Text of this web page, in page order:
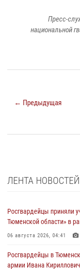
Пресс-
национальной
← Предыдущая
ЛЕНТА НОВОСТЕЙ
Росгвардейцы приняли
Тюменской области» в
06 августа 2026, 04:41
Росгвардейцы в
армии Ивана